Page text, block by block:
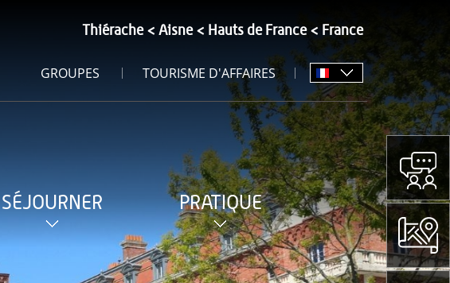
Thiérache Aisne Hauts de France France
GROUPES TOURISME D'AFFAIRES
SÉJOURNER PRATIQUE